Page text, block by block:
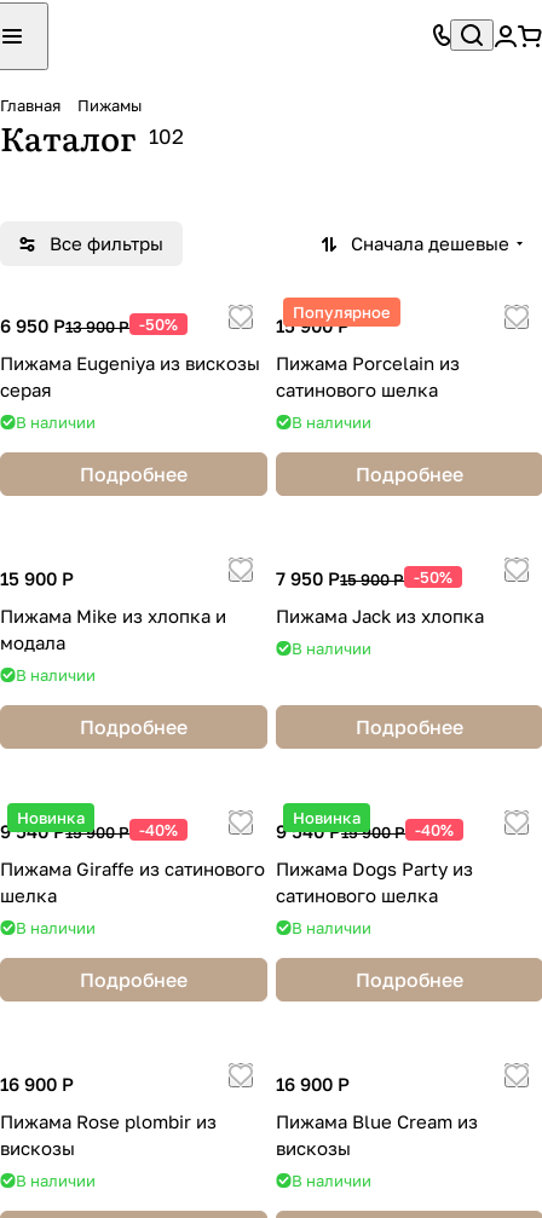
Главная Пижамы
Каталог 102
Костюмы женские
82 товара
Все фильтры Сначала дешевые
6 950 Р13 900 Р -50%
Пижама Eugeniya из вискозы
серая
В наличии
Подробнее
Популярное
15 900 Р
Пижама Porcelain из
сатинового шелка
В наличии
Подробнее
15 900 Р
Пижама Mike из хлопка и
модала
В наличии
Подробнее
7 950 Р15 900 Р -50%
Пижама Jack из хлопка
В наличии
Подробнее
Новинка
9 540 Р15 900 Р -40%
Пижама Giraffe из сатинового
шелка
В наличии
Подробнее
Новинка
9 540 Р15 900 Р -40%
Пижама Dogs Party из
сатинового шелка
В наличии
Подробнее
16 900 Р
Пижама Rose plombir из
вискозы
В наличии
16 900 Р
Пижама Blue Cream из
вискозы
В наличии